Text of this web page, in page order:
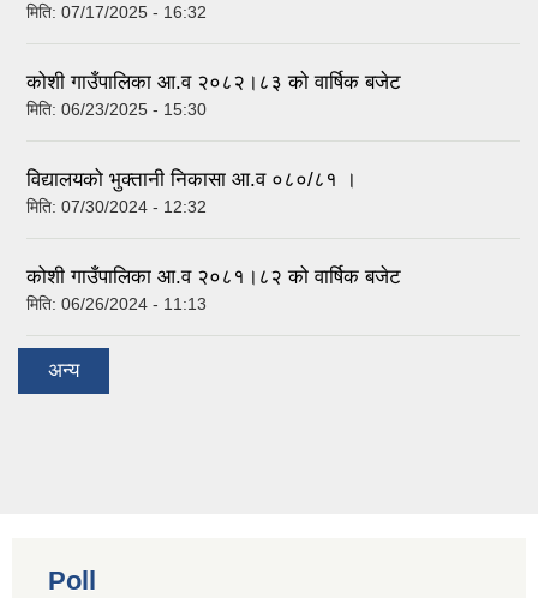
मिति: 07/17/2025 - 16:32
कोशी गाउँपालिका आ.व २०८२।८३ को वार्षिक बजेट
मिति: 06/23/2025 - 15:30
विद्यालयको भुक्तानी निकासा आ.व ०८०/८१ ।
मिति: 07/30/2024 - 12:32
कोशी गाउँपालिका आ.व २०८१।८२ को वार्षिक बजेट
मिति: 06/26/2024 - 11:13
अन्य
Poll